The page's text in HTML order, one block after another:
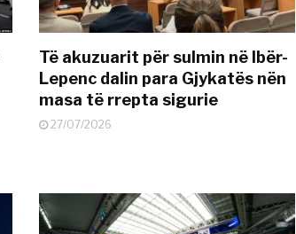
Të akuzuarit për sulmin në Ibër-
Lepenc dalin para Gjykatës nën
masa të rrepta sigurie
27/07/2026